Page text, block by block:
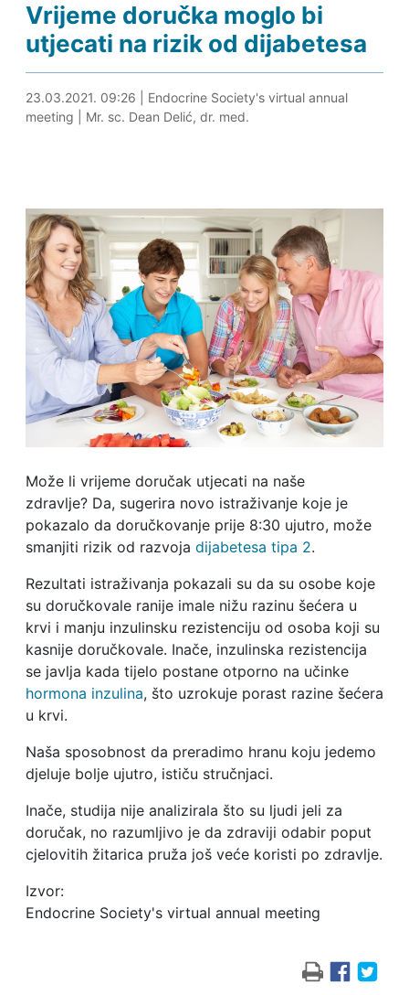
Vrijeme doručka moglo bi
utjecati na rizik od dijabetesa
23.03.2021. 09:46
23.03.2021. 09:26
Endocrine Society's virtual annual
meeting
Mr. sc. Dean Delić, dr. med.
Može li vrijeme doručak utjecati na naše
zdravlje? Da, sugerira novo istraživanje koje je
pokazalo da doručkovanje prije 8:30 ujutro, može
smanjiti rizik od razvoja dijabetesa tipa 2.
Rezultati istraživanja pokazali su da su osobe koje
su doručkovale ranije imale nižu razinu šećera u
krvi i manju inzulinsku rezistenciju od osoba koji su
kasnije doručkovale. Inače, inzulinska rezistencija
se javlja kada tijelo postane otporno na učinke
hormona inzulina, što uzrokuje porast razine šećera
u krvi.
Naša sposobnost da preradimo hranu koju jedemo
djeluje bolje ujutro, ističu stručnjaci.
Inače, studija nije analizirala što su ljudi jeli za
doručak, no razumljivo je da zdraviji odabir poput
cjelovitih žitarica pruža još veće koristi po zdravlje.
Izvor:
Endocrine Society's virtual annual meeting